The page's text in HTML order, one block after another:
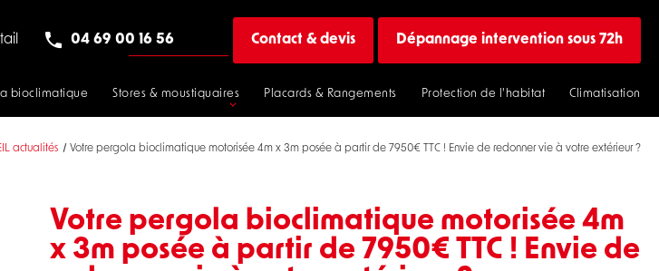
04 69 00 16 56 Contact & devis Dépannage intervention sous 72h
bioclimatique Stores & moustiquaires Placards & Rangements Protection de l'habitat Climatisation
actualités Votre pergola bioclimatique motorisée 4m x 3m posée à partir de 7950€ TTC ! Envie de redonner vie à votre extérieur ?
Votre pergola bioclimatique motorisée 4m
x 3m posée à partir de 7950€ TTC ! Envie de